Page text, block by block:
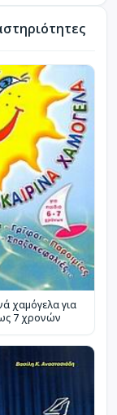
χαμόγελα για
7 χρονών